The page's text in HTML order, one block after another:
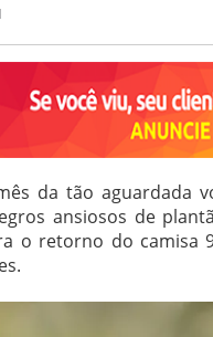
da tão aguardada
ansiosos de
o retorno do camisa